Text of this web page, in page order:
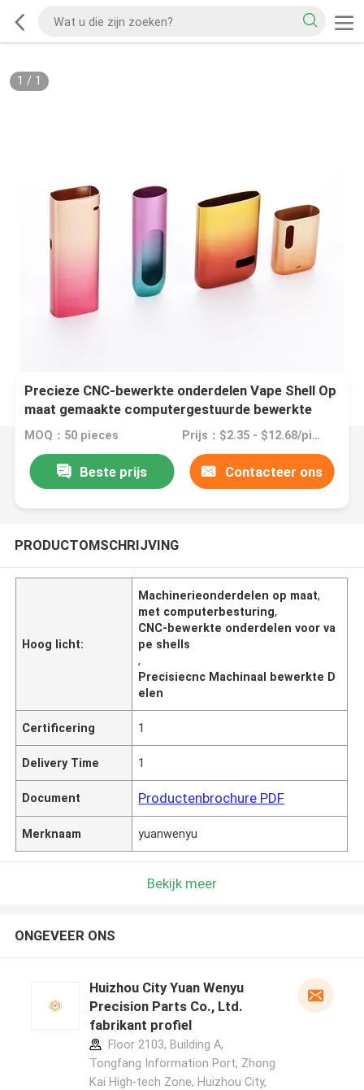
1 / 1
Precieze CNC-bewerkte onderdelen Vape Shell Op
maat gemaakte computergestuurde bewerkte
onderdelen
MOQ：50 pieces Prijs：$2.35 - $12.68/pieces
Beste prijs Contacteer ons
PRODUCTOMSCHRIJVING
Hoog licht:
Machinerieonderdelen op maat,
met computerbesturing,
CNC-bewerkte onderdelen voor va
pe shells
,
Precisiecnc Machinaal bewerkte D
elen
Certificering 1
Delivery Time 1
Document Productenbrochure PDF
Merknaam yuanwenyu
Bekijk meer
ONGEVEER ONS
Huizhou City Yuan Wenyu
Precision Parts Co., Ltd.
fabrikant profiel
Floor 2103, Building A,
Tongfang Information Port, Zhong
Kai High-tech Zone, Huizhou City,